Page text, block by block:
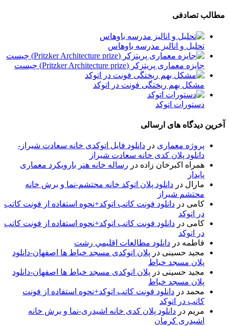
مطالب تصادفی
تحلیل و انالیز مدرسه باوهاس
جایزه معماری پریتزکر (Pritzker Architecture prize) چیست
مشکل بهم ریختگی فونت در اتوکد
دستورات اتوکد
آخرین دیدگاه های ارسالی
پروژه معماری در دانلود فایل اتوکدی خانه سعادت شیراز-
دانلود پلان کدی خانه سعادت شیراز
همراه اکبرخان زاده در رساله خانه هنر بارویکرد معماری
پایدار
مارال در دانلود پلان اتوکد خانه محتشم-نما و برش خانه
محتشم شیراز
کامی در دانلود فونت کاتب اتوکد+نحوه استفاده از فونت کاتب
در اتوکد
کامی در دانلود فونت کاتب اتوکد+نحوه استفاده از فونت کاتب
در اتوکد
فاطمه در دانلود مطالعات اقليمي رشت
مجید حسینی در پلان اتوکدی مسجد خیاط ها اصفهان-دانلود
پلان مسجد خیاط
مجید حسینی در پلان اتوکدی مسجد خیاط ها اصفهان-دانلود
پلان مسجد خیاط
محمد در دانلود فونت کاتب اتوکد+نحوه استفاده از فونت
کاتب در اتوکد
مریم در دانلود پلان کدی خانه اشیدری-نما و برش خانه
اشیدری کرمان